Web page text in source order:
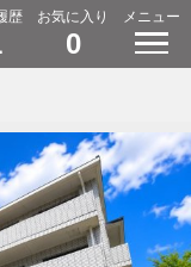
歴 お気に入り
0
メニュー